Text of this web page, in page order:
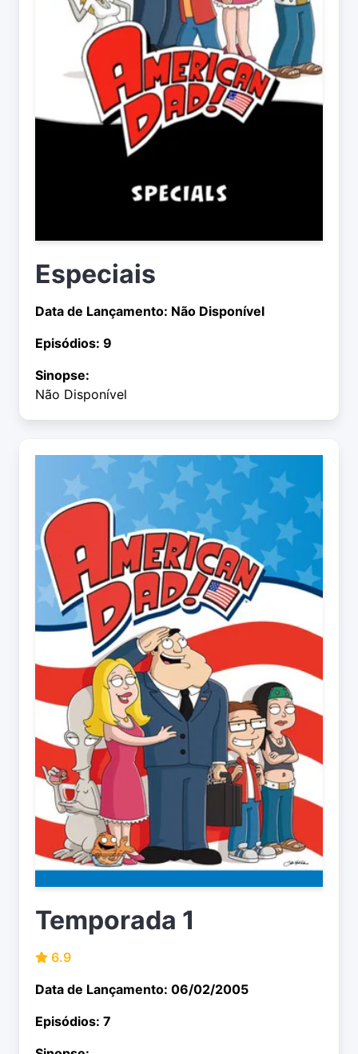
Especiais
Data de Lançamento: Não Disponível
Episódios: 9
Sinopse:
Não Disponível
Temporada 1
6.9
Data de Lançamento: 06/02/2005
Episódios: 7